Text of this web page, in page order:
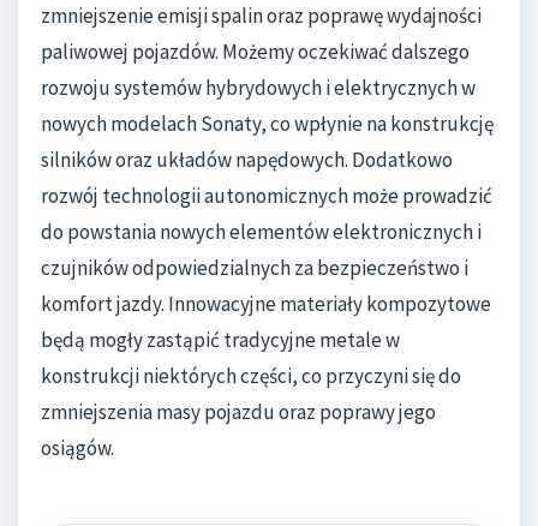
zmniejszenie emisji spalin oraz poprawę wydajności
paliwowej pojazdów. Możemy oczekiwać dalszego
rozwoju systemów hybrydowych i elektrycznych w
nowych modelach Sonaty, co wpłynie na konstrukcję
silników oraz układów napędowych. Dodatkowo
rozwój technologii autonomicznych może prowadzić
do powstania nowych elementów elektronicznych i
czujników odpowiedzialnych za bezpieczeństwo i
komfort jazdy. Innowacyjne materiały kompozytowe
będą mogły zastąpić tradycyjne metale w
konstrukcji niektórych części, co przyczyni się do
zmniejszenia masy pojazdu oraz poprawy jego
osiągów.